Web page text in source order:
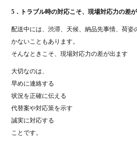
5．トラブル時の対応こそ、現場対応力の差
配送中には、渋滞、天候、納品先事情、荷姿
かないこともあります。
そんなときこそ、現場対応力の差が出ます
大切なのは、
早めに連絡する
状況を正確に伝える
代替案や対応策を示す
誠実に対応する
ことです。